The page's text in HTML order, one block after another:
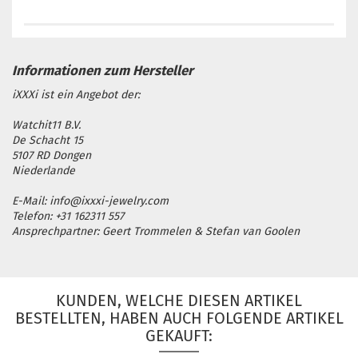
iXXXi ist ein Angebot der:
Watchit11 B.V.
De Schacht 15
5107 RD Dongen
Niederlande
E-Mail: info@ixxxi-jewelry.com
Telefon: +31 162311 557
Ansprechpartner: Geert Trommelen & Stefan van Goolen
KUNDEN, WELCHE DIESEN ARTIKEL
BESTELLTEN, HABEN AUCH FOLGENDE ARTIKEL
GEKAUFT: